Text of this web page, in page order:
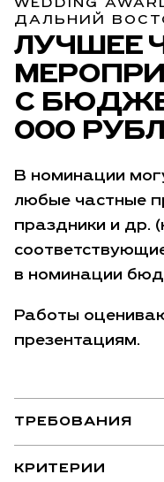
WEDDING
ДАЛЬНИЙ
ЛУЧШЕЕ
С
000
В номинации
любые частные
праздники и др.
в номинации
Работы
презентациям.
ТРЕБОВАНИЯ
КРИТЕРИИ